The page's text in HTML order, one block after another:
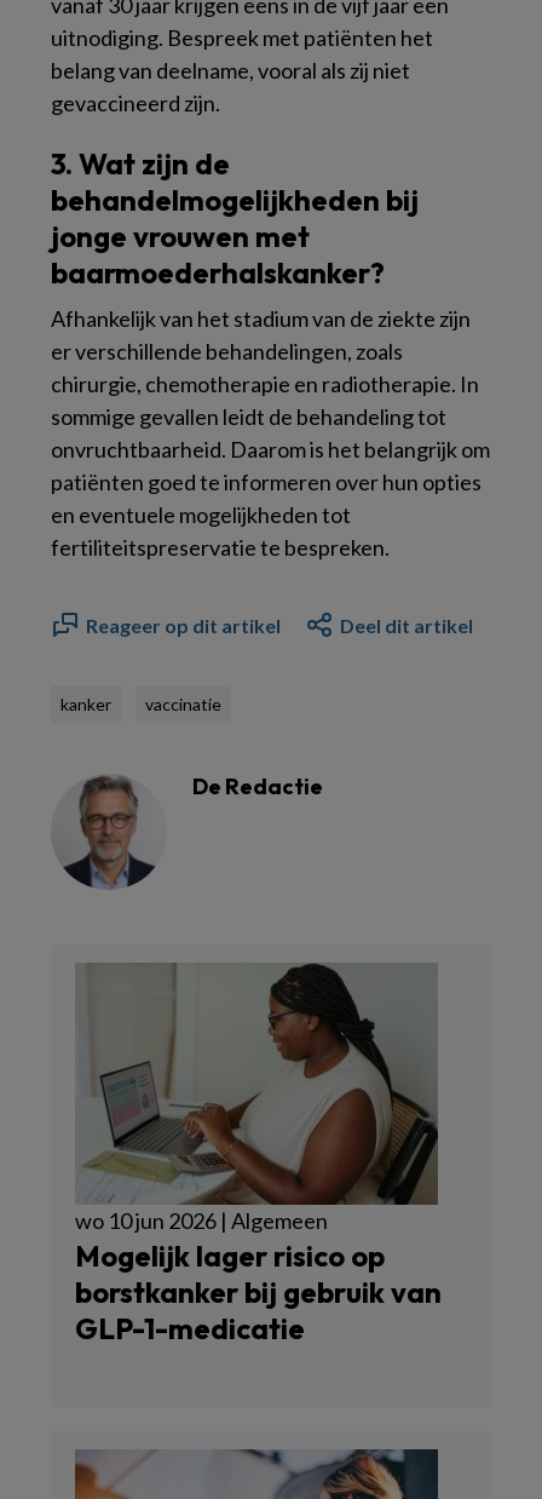
uitnodiging. Bespreek met patiënten het
belang van deelname, vooral als zij niet
gevaccineerd zijn.
3. Wat zijn de
behandelmogelijkheden bij
jonge vrouwen met
baarmoederhalskanker?
Afhankelijk van het stadium van de ziekte zijn
er verschillende behandelingen, zoals
chirurgie, chemotherapie en radiotherapie. In
sommige gevallen leidt de behandeling tot
onvruchtbaarheid. Daarom is het belangrijk om
patiënten goed te informeren over hun opties
en eventuele mogelijkheden tot
fertiliteitspreservatie te bespreken.
Reageer op dit artikel Deel dit artikel
kanker vaccinatie
De Redactie
wo 10 jun 2026 | Algemeen
Mogelijk lager risico op
borstkanker bij gebruik van
GLP-1-medicatie